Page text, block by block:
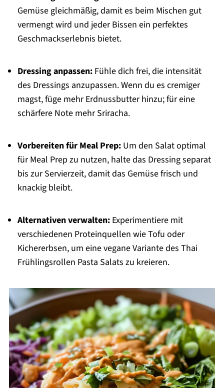
Gemüse gleichmäßig, damit es beim Mischen gut
vermengt wird und jeder Bissen ein perfektes
Geschmackserlebnis bietet.
Dressing anpassen:Fühle dich frei, die intensität
des Dressings anzupassen. Wenn du es cremiger
magst, füge mehr Erdnussbutter hinzu; für eine
schärfere Note mehr Sriracha.
Vorbereiten für Meal Prep:Um den Salat optimal
für Meal Prep zu nutzen, halte das Dressing separat
bis zur Servierzeit, damit das Gemüse frisch und
knackig bleibt.
Alternativen verwalten:Experimentiere mit
verschiedenen Proteinquellen wie Tofu oder
Kichererbsen, um eine vegane Variante des Thai
Frühlingsrollen Pasta Salats zu kreieren.